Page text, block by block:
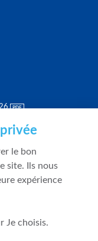
le bon
site. Ils nous
expérience
Je choisis.